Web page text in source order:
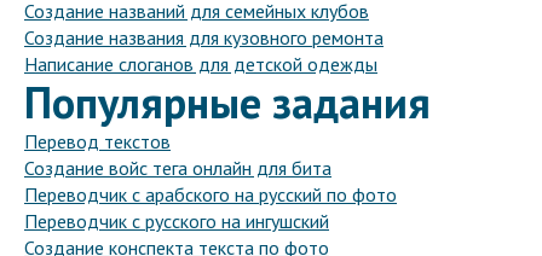
Создание названий для семейных клубов
Создание названия для кузовного ремонта
Написание слоганов для детской одежды
Популярные задания
Перевод текстов
Создание войс тега онлайн для бита
Переводчик с арабского на русский по фото
Переводчик с русского на ингушский
Создание конспекта текста по фото